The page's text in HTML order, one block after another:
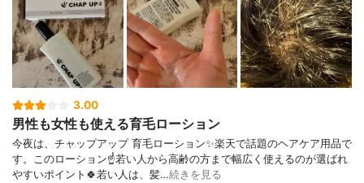
3.00
男性も女性も使える育毛ローション
今夜は、チャップアップ 育毛ローション✨楽天で話題のヘアケア用品で
す。このローション☝️若い人から高齢の方まで幅広く使えるのが選ばれ
やすいポイント🍀若い人は、髪…続きを見る